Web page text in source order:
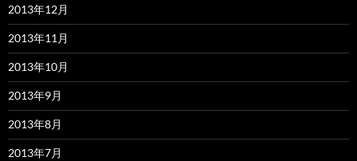
2013年12月
2013年11月
2013年10月
2013年9月
2013年8月
2013年7月